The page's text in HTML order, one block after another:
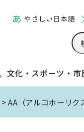
やさしい日本語
文化・ スポーツ・ 市
> AA（アルコホーリク